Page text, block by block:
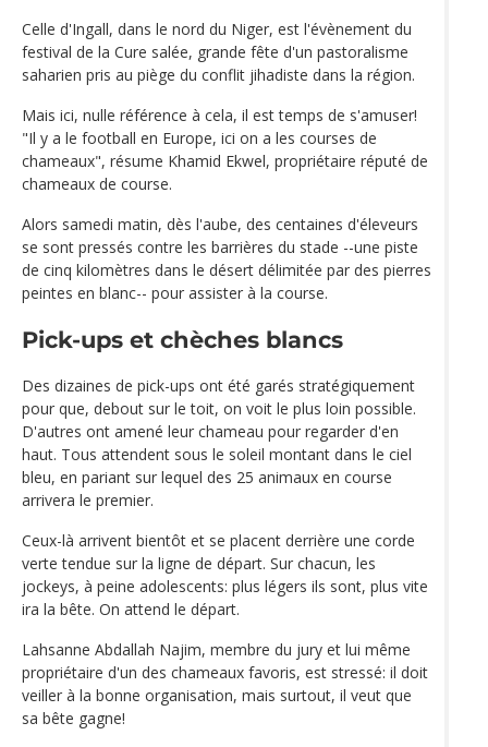
Celle d'Ingall, dans le nord du Niger, est l'évènement du
festival de la Cure salée, grande fête d'un pastoralisme
saharien pris au piège du conflit jihadiste dans la région.
Mais ici, nulle référence à cela, il est temps de s'amuser!
"Il y a le football en Europe, ici on a les courses de
chameaux", résume Khamid Ekwel, propriétaire réputé de
chameaux de course.
Alors samedi matin, dès l'aube, des centaines d'éleveurs
se sont pressés contre les barrières du stade --une piste
de cinq kilomètres dans le désert délimitée par des pierres
peintes en blanc-- pour assister à la course.
Pick-ups et chèches blancs
Des dizaines de pick-ups ont été garés stratégiquement
pour que, debout sur le toit, on voit le plus loin possible.
D'autres ont amené leur chameau pour regarder d'en
haut. Tous attendent sous le soleil montant dans le ciel
bleu, en pariant sur lequel des 25 animaux en course
arrivera le premier.
Ceux-là arrivent bientôt et se placent derrière une corde
verte tendue sur la ligne de départ. Sur chacun, les
jockeys, à peine adolescents: plus légers ils sont, plus vite
ira la bête. On attend le départ.
Lahsanne Abdallah Najim, membre du jury et lui même
propriétaire d'un des chameaux favoris, est stressé: il doit
veiller à la bonne organisation, mais surtout, il veut que
sa bête gagne!